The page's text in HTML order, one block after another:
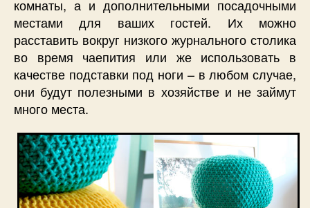
комнаты, а и дополнительными посадочными
местами для ваших гостей. Их можно
расставить вокруг низкого журнального столика
во время чаепития или же использовать в
качестве подставки под ноги – в любом случае,
они будут полезными в хозяйстве и не займут
много места.